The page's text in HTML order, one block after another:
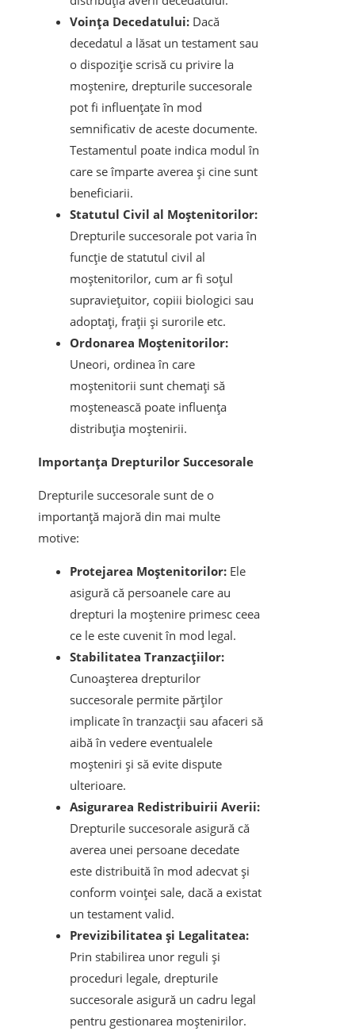
Voința Decedatului: Dacă
decedatul a lăsat un testament sau
o dispoziție scrisă cu privire la
moștenire, drepturile succesorale
pot fi influențate în mod
semnificativ de aceste documente.
Testamentul poate indica modul în
care se împarte averea și cine sunt
beneficiarii.
Statutul Civil al Moștenitorilor:
Drepturile succesorale pot varia în
funcție de statutul civil al
moștenitorilor, cum ar fi soțul
supraviețuitor, copiii biologici sau
adoptați, frații și surorile etc.
Ordonarea Moștenitorilor:
Uneori, ordinea în care
moștenitorii sunt chemați să
moștenească poate influența
distribuția moștenirii.
Importanța Drepturilor Succesorale
Drepturile succesorale sunt de o
importanță majoră din mai multe
motive:
Protejarea Moștenitorilor: Ele
asigură că persoanele care au
drepturi la moștenire primesc ceea
ce le este cuvenit în mod legal.
Stabilitatea Tranzacțiilor:
Cunoașterea drepturilor
succesorale permite părților
implicate în tranzacții sau afaceri să
aibă în vedere eventualele
moșteniri și să evite dispute
ulterioare.
Asigurarea Redistribuirii Averii:
Drepturile succesorale asigură că
averea unei persoane decedate
este distribuită în mod adecvat și
conform voinței sale, dacă a existat
un testament valid.
Previzibilitatea și Legalitatea:
Prin stabilirea unor reguli și
proceduri legale, drepturile
succesorale asigură un cadru legal
pentru gestionarea moștenirilor.